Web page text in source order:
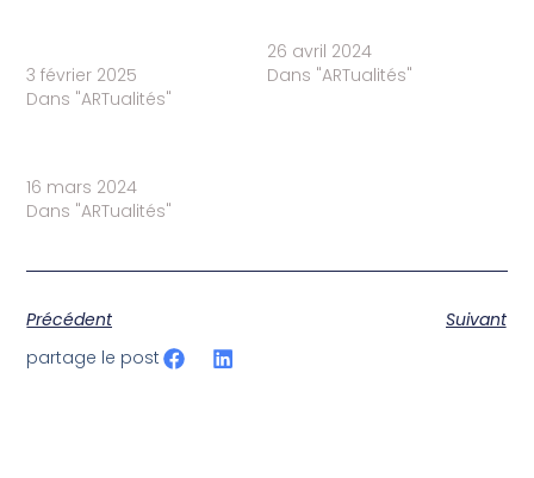
3 février 2025
Dans "ARTualités"
26 avril 2024
Dans "ARTualités"
16 mars 2024
Dans "ARTualités"
Précédent
Suivant
partage le post